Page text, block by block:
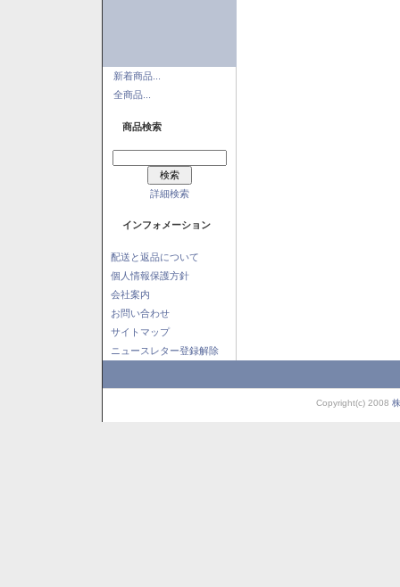
新着商品...
全商品...
商品検索
詳細検索
インフォメーション
配送と返品について
個人情報保護方針
会社案内
お問い合わせ
サイトマップ
ニュースレター登録解除
Copyright(c) 2008